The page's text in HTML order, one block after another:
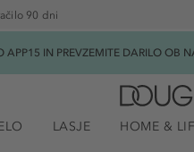
90 dni
IN PREVZEMITE DARILO
LASJE HOME &